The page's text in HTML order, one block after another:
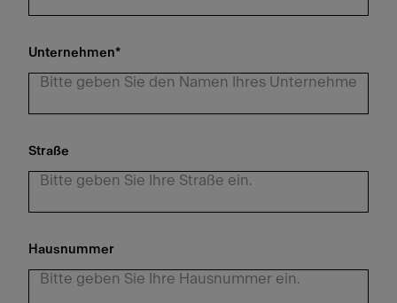
Unternehmen*
Straße
Hausnummer